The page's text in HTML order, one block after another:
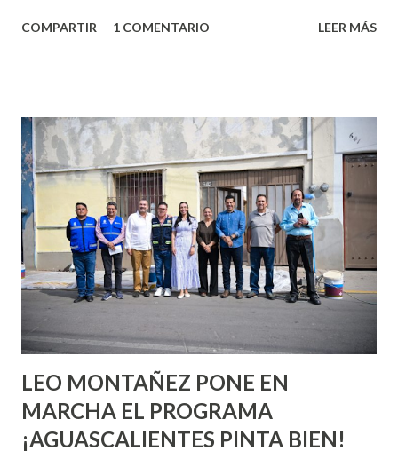
partes de ti que jamás hubieras imaginado. El problema es
conoces ni la mitad de lo que deberías saber. Pero incluso
quienes ya han tenido relaciones sexuales no son expertos
o expertas en el tema. Siempre hay algo nuevo que
aprender y nuevas experiencias que conocer. Si eres una
chica y aún no has tenido relaciones sexuales, tal vez
pienses que el sexo será increíble y no puedas esperar para
experimentarlo, pero como cualquier persona con
experiencia te dirá, siempre es mejor cuando ambas partes
son suficientemen...
COMPARTIR 1 COMENTARIO LEER MÁS
LEO MONTAÑEZ PONE EN
MARCHA EL PROGRAMA
¡AGUASCALIENTES PINTA BIEN!